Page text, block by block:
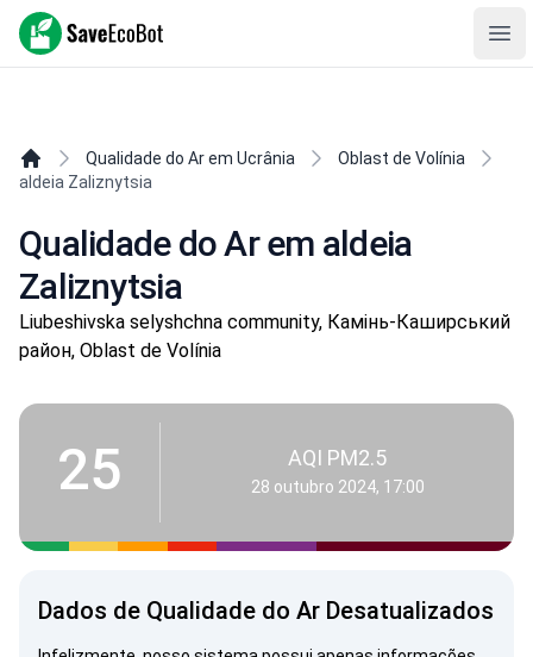
SaveEcoBot
Qualidade do Ar em Ucrânia
Oblast de Volínia
aldeia Zaliznytsia
Qualidade do Ar em aldeia
Zaliznytsia
Liubeshivska selyshchna community, Камінь-Каширський
район, Oblast de Volínia
25 AQI PM2.5
28 outubro 2024, 17:00
Dados de Qualidade do Ar Desatualizados